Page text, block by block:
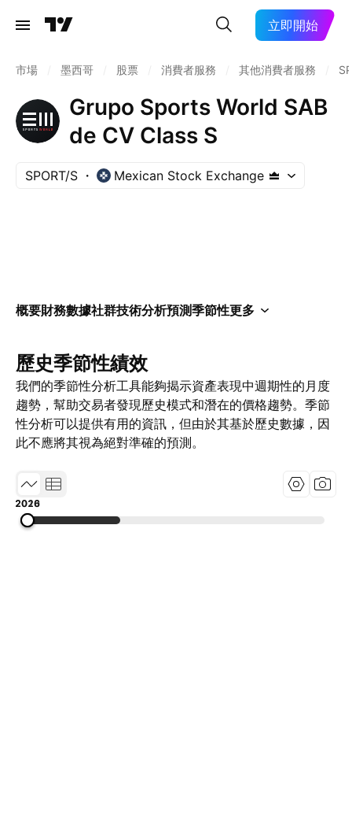
立即開始
市場 墨西哥 股票 消費者服務 其他消費者服務
Grupo Sports World SAB
de CV Class S
SPORT/S Mexican Stock Exchange
概要財務數據社群技術分析預測季節性更多
歷史季節性績效
我們的季節性分析工具能夠揭示資產表現中週期性的月度
趨勢，幫助交易者發現歷史模式和潛在的價格趨勢。季節
性分析可以提供有用的資訊，但由於其基於歷史數據，因
此不應將其視為絕對準確的預測。
2010
2018
2026